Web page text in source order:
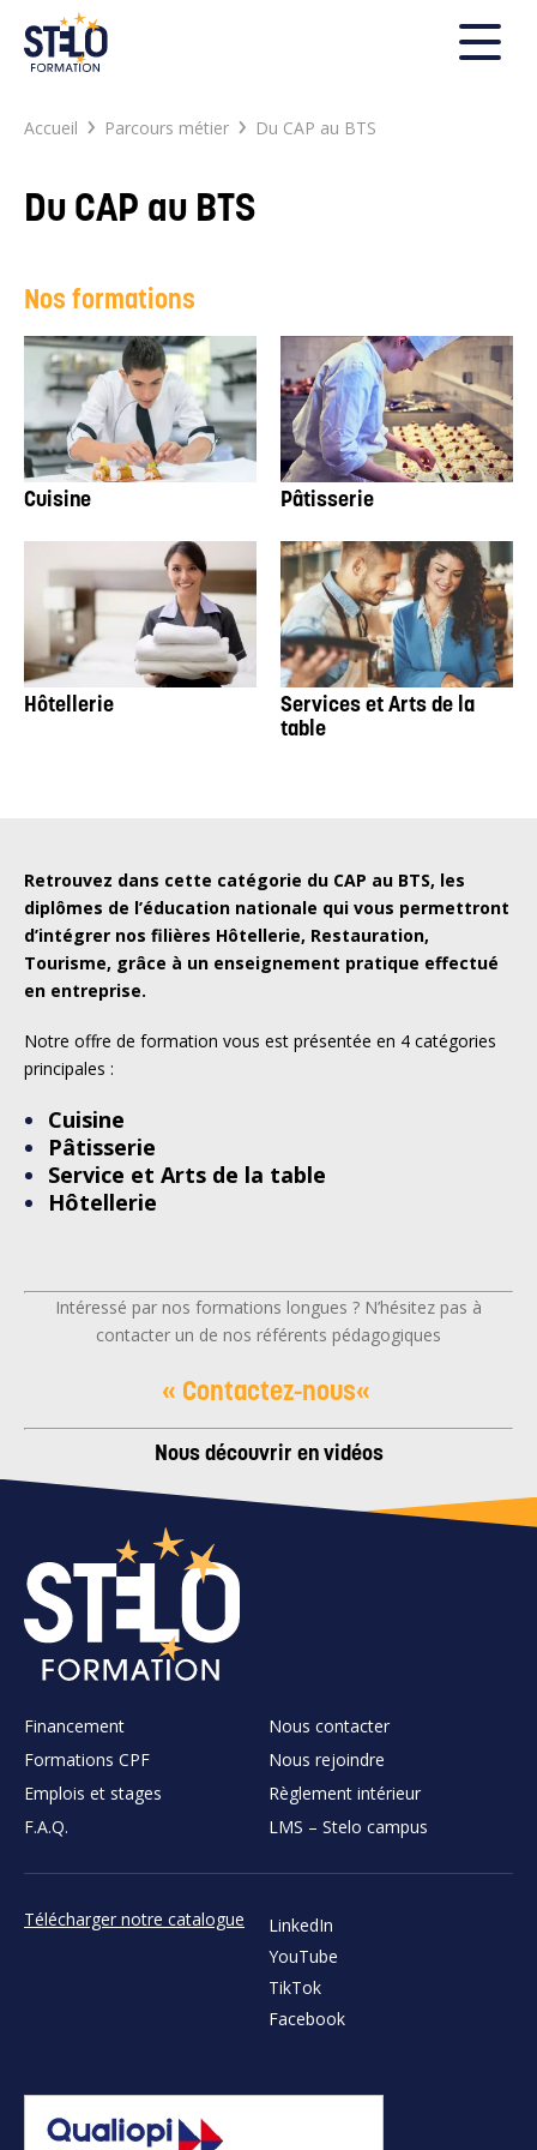
FERMER
Rechercher
Search
for:
Accueil › Parcours métier › Du CAP au BTS
Du CAP au BTS
Nos formations
Cuisine Pâtisserie
Hôtellerie
Services et Arts de la
table
Retrouvez dans cette catégorie du CAP au BTS, les
diplômes de l’éducation nationale qui vous permettront
d’intégrer nos filières Hôtellerie, Restauration,
Tourisme, grâce à un enseignement pratique effectué
en entreprise.
Notre offre de formation vous est présentée en 4 catégories
principales :
Cuisine
Pâtisserie
Service et Arts de la table
Hôtellerie
Intéressé par nos formations longues ? N’hésitez pas à
contacter un de nos référents pédagogiques
« Contactez-nous«
Nous découvrir en vidéos
Financement
Formations CPF
Emplois et stages
F.A.Q.
Nous contacter
Nous rejoindre
Règlement intérieur
LMS – Stelo campus
Télécharger notre catalogue
LinkedIn
YouTube
TikTok
Facebook